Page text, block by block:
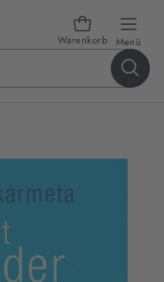
Warenkorb Menü